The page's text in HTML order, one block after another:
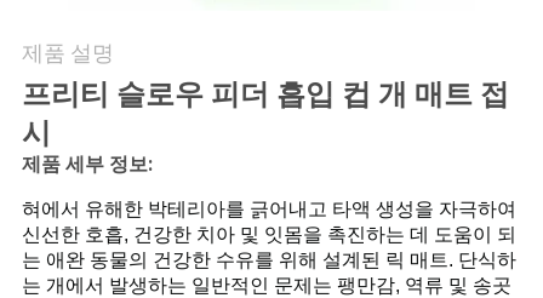
을
요
구
하
세
요
제품 설명
프리티 슬로우 피더 흡입 컵 개 매트 접
시
제품 세부 정보:
혀에서 유해한 박테리아를 긁어내고 타액 생성을 자극하여
신선한 호흡, 건강한 치아 및 잇몸을 촉진하는 데 도움이 되
는 애완 동물의 건강한 수유를 위해 설계된 릭 매트. 단식하
는 개에서 발생하는 일반적인 문제는 팽만감, 역류 및 송곳